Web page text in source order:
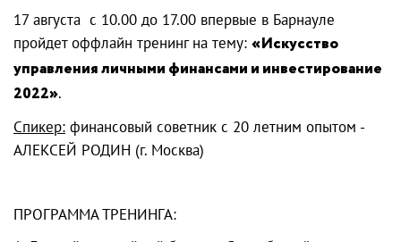
17 августа с 10.00 до 17.00 впервые в Барнауле
пройдет оффлайн тренинг на тему: «Искусство
управления личными финансами и инвестирование
2022».
Спикер: финансовый советник с 20 летним опытом -
АЛЕКСЕЙ РОДИН (г. Москва)
ПРОГРАММА ТРЕНИНГА: